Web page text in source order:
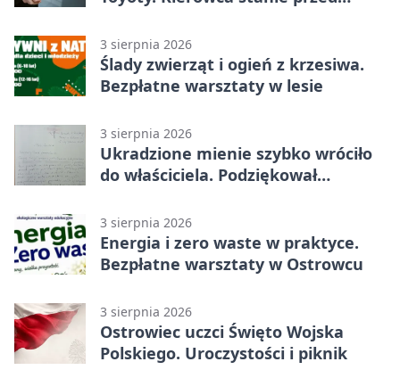
3 sierpnia 2026
Ślady zwierząt i ogień z krzesiwa.
Bezpłatne warsztaty w lesie
3 sierpnia 2026
Ukradzione mienie szybko wróciło
do właściciela. Podziękował
3 sierpnia 2026
Energia i zero waste w praktyce.
Bezpłatne warsztaty w Ostrowcu
3 sierpnia 2026
Ostrowiec uczci Święto Wojska
Polskiego. Uroczystości i piknik